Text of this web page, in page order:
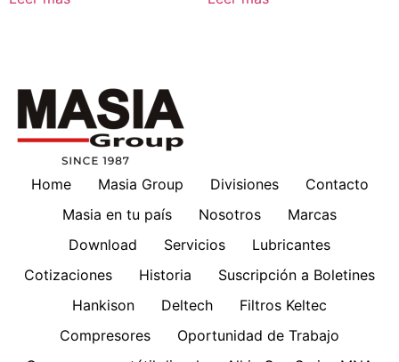
Home Masia Group Divisiones
Contacto
Masia en tu país
Nosotros
Marcas
Download
Servicios
Lubricantes
Cotizaciones
Historia
Suscripción a Boletines
Hankison
Deltech
Filtros Keltec
Compresores
Oportunidad de Trabajo